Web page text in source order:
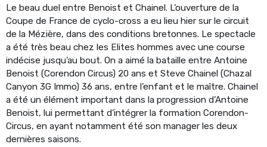
Le beau duel entre Benoist et Chainel. L’ouverture de la
Coupe de France de cyclo-cross a eu lieu hier sur le circuit
de la Mézière, dans des conditions bretonnes. Le spectacle
a été très beau chez les Elites hommes avec une course
indécise jusqu’au bout. On a aimé la bataille entre Antoine
Benoist (Corendon Circus) 20 ans et Steve Chainel (Chazal
Canyon 3G Immo) 36 ans, entre l’enfant et le maître. Chainel
a été un élément important dans la progression d’Antoine
Benoist, lui permettant d’intégrer la formation Corendon-
Circus, en ayant notamment été son manager les deux
dernières saisons.